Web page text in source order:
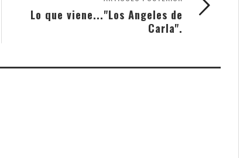
Lo que viene..."Los Angeles de
Carla".